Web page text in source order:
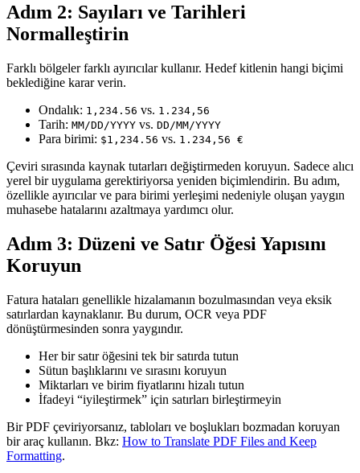
Adım 2: Sayıları ve Tarihleri
Normalleştirin
Farklı bölgeler farklı ayırıcılar kullanır. Hedef kitlenin hangi biçimi
beklediğine karar verin.
Ondalık: 1,234.56 vs. 1.234,56
Tarih: MM/DD/YYYY vs. DD/MM/YYYY
Para birimi: $1,234.56 vs. 1.234,56 €
Çeviri sırasında kaynak tutarları değiştirmeden koruyun. Sadece alıcı
yerel bir uygulama gerektiriyorsa yeniden biçimlendirin. Bu adım,
özellikle ayırıcılar ve para birimi yerleşimi nedeniyle oluşan yaygın
muhasebe hatalarını azaltmaya yardımcı olur.
Adım 3: Düzeni ve Satır Öğesi Yapısını
Koruyun
Fatura hataları genellikle hizalamanın bozulmasından veya eksik
satırlardan kaynaklanır. Bu durum, OCR veya PDF
dönüştürmesinden sonra yaygındır.
Her bir satır öğesini tek bir satırda tutun
Sütun başlıklarını ve sırasını koruyun
Miktarları ve birim fiyatlarını hizalı tutun
İfadeyi “iyileştirmek” için satırları birleştirmeyin
Bir PDF çeviriyorsanız, tabloları ve boşlukları bozmadan koruyan
bir araç kullanın. Bkz: How to Translate PDF Files and Keep
Formatting.